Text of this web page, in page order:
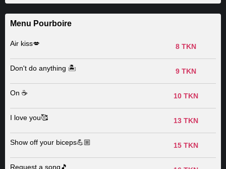
Menu Pourboire
Air kiss💋 8 TKN
Don't do anything 🏝️ 9 TKN
On ☕️ 10 TKN
I love you🥰 13 TKN
Show off your biceps💪🏼 15 TKN
Request a song🎵